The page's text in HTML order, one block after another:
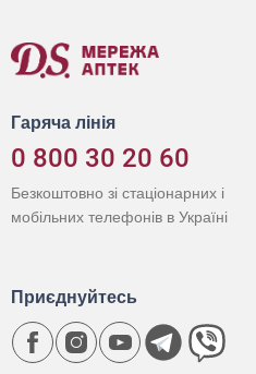
Гаряча лінія
0 800 30 20 60
Безкоштовно зі стаціонарних і
мобільних телефонів в Україні
Приєднуйтесь